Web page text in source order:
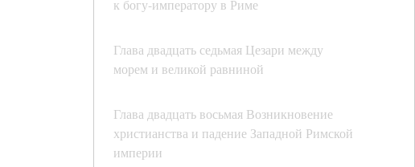
к богу-императору в Риме
Глава двадцать седьмая Цезари между
морем и великой равниной
Глава двадцать восьмая Возникновение
христианства и падение Западной Римской
империи